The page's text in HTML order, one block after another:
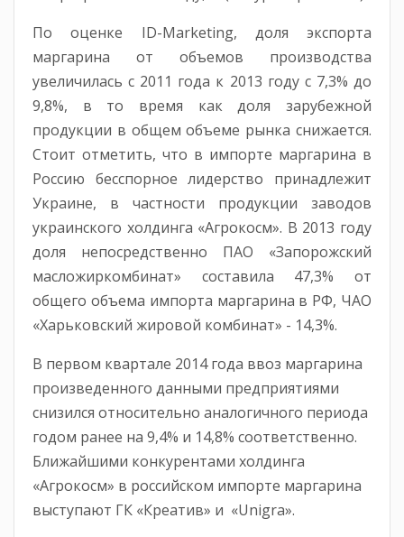
По оценке ID-Marketing, доля экспорта
маргарина от объемов производства
увеличилась с 2011 года к 2013 году с 7,3% до
9,8%, в то время как доля зарубежной
продукции в общем объеме рынка снижается.
Стоит отметить, что в импорте маргарина в
Россию бесспорное лидерство принадлежит
Украине, в частности продукции заводов
украинского холдинга «Агрокосм». В 2013 году
доля непосредственно ПАО «Запорожский
масложиркомбинат» составила 47,3% от
общего объема импорта маргарина в РФ, ЧАО
«Харьковский жировой комбинат» - 14,3%.
В первом квартале 2014 года ввоз маргарина
произведенного данными предприятиями
снизился относительно аналогичного периода
годом ранее на 9,4% и 14,8% соответственно.
Ближайшими конкурентами холдинга
«Агрокосм» в российском импорте маргарина
выступают ГК «Креатив» и «Unigra».